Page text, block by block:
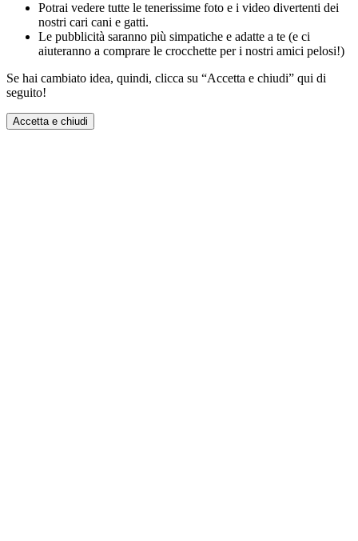
Potrai vedere tutte le tenerissime foto e i video divertenti dei
nostri cari cani e gatti.
Le pubblicità saranno più simpatiche e adatte a te (e ci
aiuteranno a comprare le crocchette per i nostri amici pelosi!)
Se hai cambiato idea, quindi, clicca su “Accetta e chiudi” qui di
seguito!
Accetta e chiudi